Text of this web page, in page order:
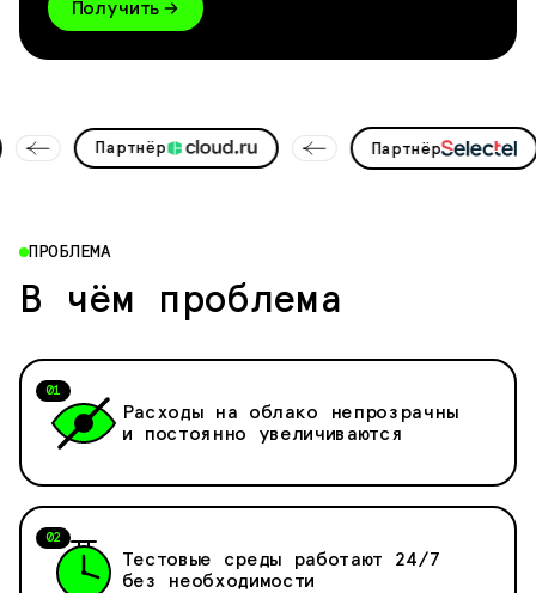
Получить
Партнёр Партнёр
ПРОБЛЕМА
В чём проблема
01
Расходы на облако непрозрачны
и постоянно увеличиваются
02
Тестовые среды работают 24/7
без необходимости